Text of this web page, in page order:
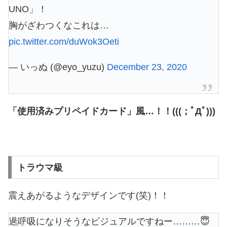
UNO」！
胸がざわつくなこれは…
pic.twitter.com/duWok3Oeti
— いっぬ (@eyo_yuzu) December 23, 2020
「使用済みプリペイドカード」風…！！(((；ﾟДﾟ)))
トラウマ級
震えあがるようなデザインです(笑)！！
過呼吸になりそうなビジュアルですねー………😇